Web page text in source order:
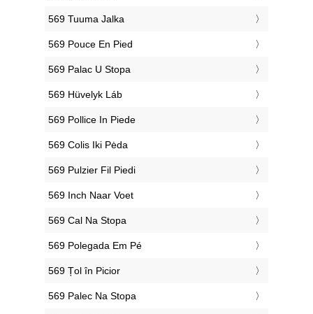
‎569 Tuuma Jalka
‎569 Pouce En Pied
‎569 Palac U Stopa
‎569 Hüvelyk Láb
‎569 Pollice In Piede
‎569 Colis Iki Pėda
‎569 Pulzier Fil Piedi
‎569 Inch Naar Voet
‎569 Cal Na Stopa
‎569 Polegada Em Pé
‎569 Țol în Picior
‎569 Palec Na Stopa